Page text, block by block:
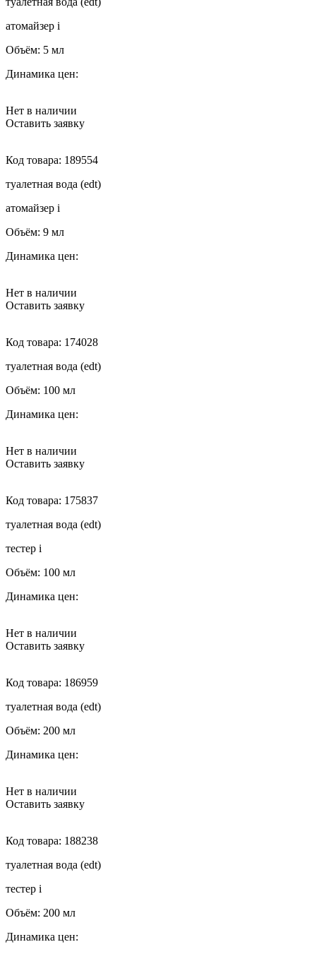
атомайзер i
Объём: 5 мл
Динамика цен:
Нет в наличии
Оставить заявку
Код товара: 189554
туалетная вода (edt)
атомайзер i
Объём: 9 мл
Динамика цен:
Нет в наличии
Оставить заявку
Код товара: 174028
туалетная вода (edt)
Объём: 100 мл
Динамика цен:
Нет в наличии
Оставить заявку
Код товара: 175837
туалетная вода (edt)
тестер i
Объём: 100 мл
Динамика цен:
Нет в наличии
Оставить заявку
Код товара: 186959
туалетная вода (edt)
Объём: 200 мл
Динамика цен:
Нет в наличии
Оставить заявку
Код товара: 188238
туалетная вода (edt)
тестер i
Объём: 200 мл
Динамика цен: